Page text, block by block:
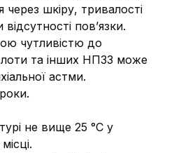
шкіру, тривалості
пов’язки.
чутливістю до
та інших НПЗЗ може
астми.
не вище 25 °С у